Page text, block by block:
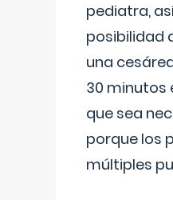
pediatra,
posibilidad
una
30 minutos
que sea
porque los
múltiples